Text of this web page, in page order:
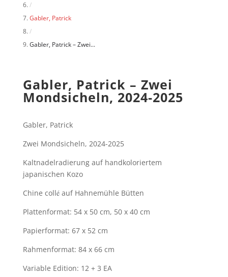
/
Gabler, Patrick
/
Gabler, Patrick – Zwei...
Gabler, Patrick – Zwei
Mondsicheln, 2024-2025
Gabler, Patrick
Zwei Mondsicheln, 2024-2025
Kaltnadelradierung auf handkoloriertem
japanischen Kozo
Chine colléauf Hahnemühle Bütten
Plattenformat: 54 x 50 cm, 50 x 40 cm
Papierformat: 67 x 52 cm
Rahmenformat: 84 x 66 cm
Variable Edition: 12 + 3 EA